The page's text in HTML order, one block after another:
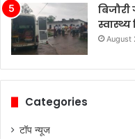
है,
जबकि
अन्य
कंपनियां
समस्याओं
का
सामना
स्वास्थ्य
August
Categories
टॉप न्यूज